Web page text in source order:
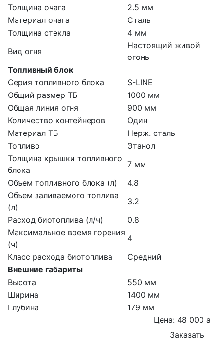
Толщина очага
2.5 мм
Материал очага
Сталь
Толщина стекла
4 мм
Вид огня
Настоящий живой
огонь
Топливный блок
Серия топливного блока
S-LINE
Общий размер ТБ
1000 мм
Общая линия огня
900 мм
Количество контейнеров
Один
Материал ТБ
Нерж. сталь
Топливо
Этанол
Толщина крышки топливного
блока
7 мм
Объем топливного блока (л)
4.8
Объем заливаемого топлива
(л)
3.2
Расход биотоплива (л/ч)
0.8
Максимальное время горения
(ч)
4
Класс расхода биотоплива
Средний
Внешние габариты
Высота
550 мм
Ширина
1400 мм
Глубина
179 мм
Цена: 48 000 a
Заказать